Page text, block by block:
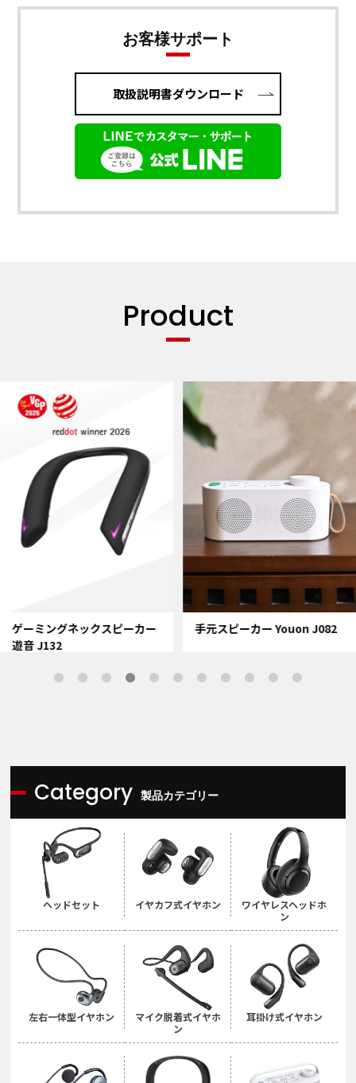
お客様サポート
取扱説明書ダウンロード
Product
ゲーミングネックスピーカー
遊音 J132
手元スピーカー Youon J082
Category 製品カテゴリー
ヘッドセット イヤカフ式イヤホン
ワイヤレスヘッドホ
ン
左右一体型イヤホン
マイク脱着式イヤホ
ン
耳掛け式イヤホン